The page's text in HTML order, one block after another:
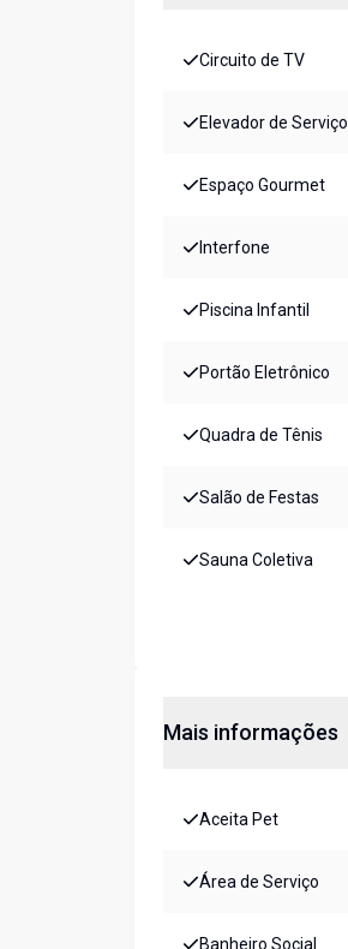
Circuito de TV
Elevador de Serviço
Espaço Gourmet
Interfone
Piscina Infantil
Portão Eletrônico
Quadra de Tênis
Salão de Festas
Sauna Coletiva
Mais informações
Aceita Pet
Área de Serviço
Banheiro Social